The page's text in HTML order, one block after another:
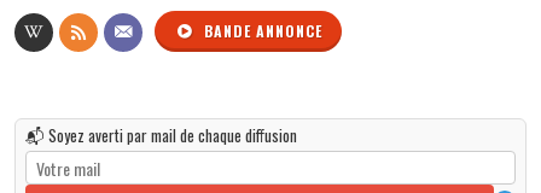
BANDE ANNONCE
📬 Soyez averti par mail de chaque diffusion